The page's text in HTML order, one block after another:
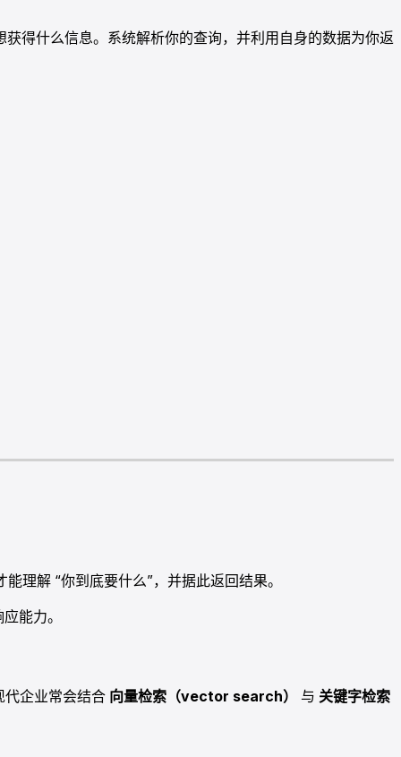
得什么信息。系统解析你的查询，并利用自身的数据为你返
理解 “你到底要什么”，并据此返回结果。
能力。
代企业常会结合 向量检索（vector search） 与 关键字检索